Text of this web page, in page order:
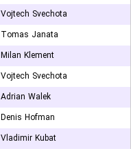
Vojtech Svechota
Tomas Janata
Milan Klement
Vojtech Svechota
Adrian Walek
Denis Hofman
Vladimir Kubat